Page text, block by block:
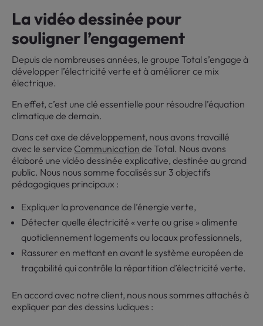
La vidéo dessinée pour
souligner l’engagement
Depuis de nombreuses années, le groupe Total s’engage à
développer l’électricité verte et à améliorer ce mix
électrique.
En effet, c’est une clé essentielle pour résoudre l’équation
climatique de demain.
Dans cet axe de développement, nous avons travaillé
avec le service Communication de Total. Nous avons
élaboré une vidéo dessinée explicative, destinée au grand
public. Nous nous somme focalisés sur 3 objectifs
pédagogiques principaux :
Expliquer la provenance de l’énergie verte,
Détecter quelle électricité « verte ou grise » alimente
quotidiennement logements ou locaux professionnels,
Rassurer en mettant en avant le système européen de
traçabilité qui contrôle la répartition d’électricité verte.
En accord avec notre client, nous nous sommes attachés à
expliquer par des dessins ludiques :